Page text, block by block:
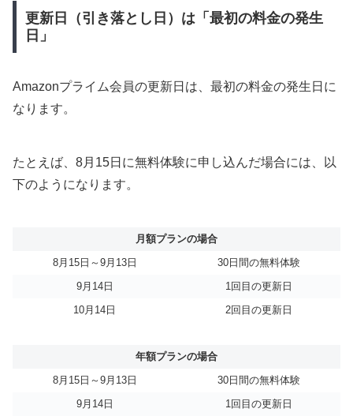
更新日（引き落とし日）は「最初の料金の発生
日」
Amazonプライム会員の更新日は、最初の料金の発生日に
なります。
たとえば、8月15日に無料体験に申し込んだ場合には、以
下のようになります。
月額プランの場合
8月15日～9月13日
30日間の無料体験
9月14日
1回目の更新日
10月14日
2回目の更新日
年額プランの場合
8月15日～9月13日
30日間の無料体験
9月14日
1回目の更新日